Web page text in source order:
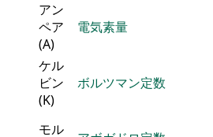
アン
ペア
(A)
電気素量
ケル
ビン
(K)
ボルツマン定数
モル